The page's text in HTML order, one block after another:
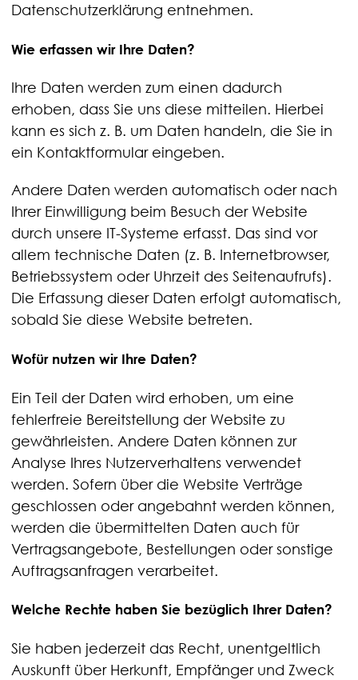
Datenschutzerklärung entnehmen.
Wie erfassen wir Ihre Daten?
Ihre Daten werden zum einen dadurch
erhoben, dass Sie uns diese mitteilen. Hierbei
kann es sich z. B. um Daten handeln, die Sie in
ein Kontaktformular eingeben.
Andere Daten werden automatisch oder nach
Ihrer Einwilligung beim Besuch der Website
durch unsere IT-Systeme erfasst. Das sind vor
allem technische Daten (z. B. Internetbrowser,
Betriebssystem oder Uhrzeit des Seitenaufrufs).
Die Erfassung dieser Daten erfolgt automatisch,
sobald Sie diese Website betreten.
Wofür nutzen wir Ihre Daten?
Ein Teil der Daten wird erhoben, um eine
fehlerfreie Bereitstellung der Website zu
gewährleisten. Andere Daten können zur
Analyse Ihres Nutzerverhaltens verwendet
werden. Sofern über die Website Verträge
geschlossen oder angebahnt werden können,
werden die übermittelten Daten auch für
Vertragsangebote, Bestellungen oder sonstige
Auftragsanfragen verarbeitet.
Welche Rechte haben Sie bezüglich Ihrer Daten?
Sie haben jederzeit das Recht, unentgeltlich
Auskunft über Herkunft, Empfänger und Zweck